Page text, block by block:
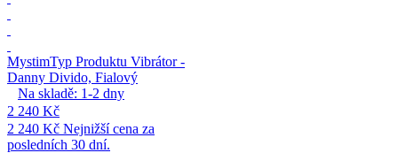
MystimTyp Produktu Vibrátor -
Danny Divido, Fialový
Na skladě: 1-2 dny
2 240 Kč
2 240 Kč Nejnižší cena za
posledních 30 dní.